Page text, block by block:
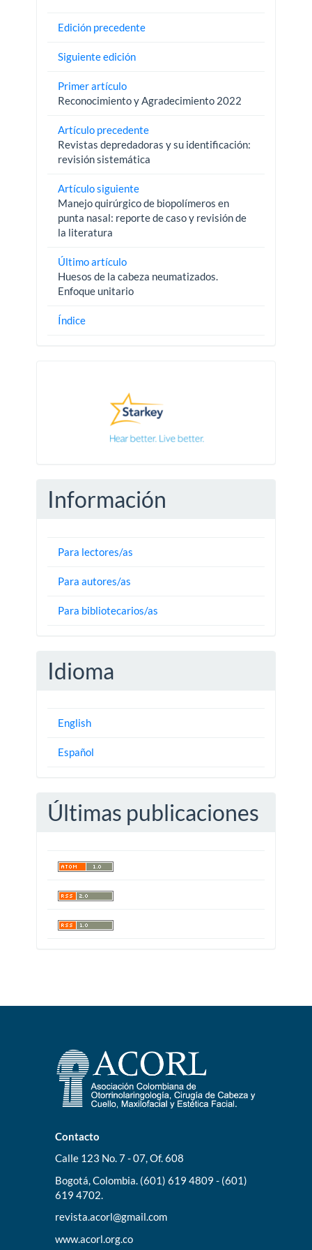
Edición precedente
Siguiente edición
Primer artículo
Reconocimiento y Agradecimiento 2022
Artículo precedente
Revistas depredadoras y su identificación:
revisión sistemática
Artículo siguiente
Manejo quirúrgico de biopolímeros en
punta nasal: reporte de caso y revisión de
la literatura
Último artículo
Huesos de la cabeza neumatizados.
Enfoque unitario
Índice
Información
Para lectores/as
Para autores/as
Para bibliotecarios/as
Idioma
English
Español
Últimas publicaciones
Contacto
Calle 123 No. 7 - 07, Of. 608
Bogotá, Colombia. (601) 619 4809 - (601)
619 4702.
revista.acorl@gmail.com
www.acorl.org.co